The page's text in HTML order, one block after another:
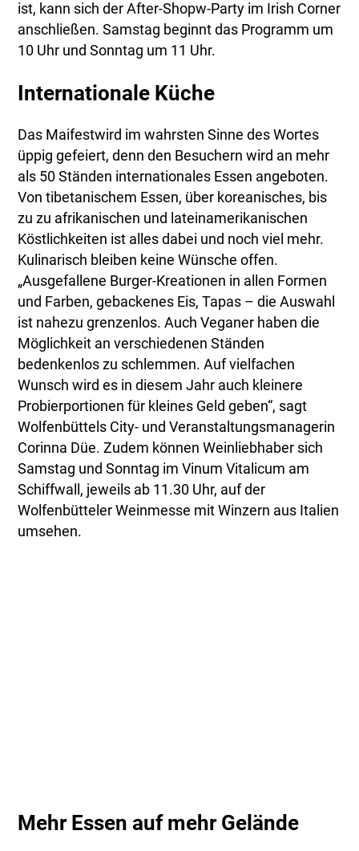
ist, kann sich der After-Shopw-Party im Irish Corner
anschließen. Samstag beginnt das Programm um
10 Uhr und Sonntag um 11 Uhr.
Internationale Küche
Das Maifestwird im wahrsten Sinne des Wortes
üppig gefeiert, denn den Besuchern wird an mehr
als 50 Ständen internationales Essen angeboten.
Von tibetanischem Essen, über koreanisches, bis
zu zu afrikanischen und lateinamerikanischen
Köstlichkeiten ist alles dabei und noch viel mehr.
Kulinarisch bleiben keine Wünsche offen.
„Ausgefallene Burger-Kreationen in allen Formen
und Farben, gebackenes Eis, Tapas – die Auswahl
ist nahezu grenzenlos. Auch Veganer haben die
Möglichkeit an verschiedenen Ständen
bedenkenlos zu schlemmen. Auf vielfachen
Wunsch wird es in diesem Jahr auch kleinere
Probierportionen für kleines Geld geben“, sagt
Wolfenbüttels City- und Veranstaltungsmanagerin
Corinna Düe. Zudem können Weinliebhaber sich
Samstag und Sonntag im Vinum Vitalicum am
Schiffwall, jeweils ab 11.30 Uhr, auf der
Wolfenbütteler Weinmesse mit Winzern aus Italien
umsehen.
Mehr Essen auf mehr Gelände